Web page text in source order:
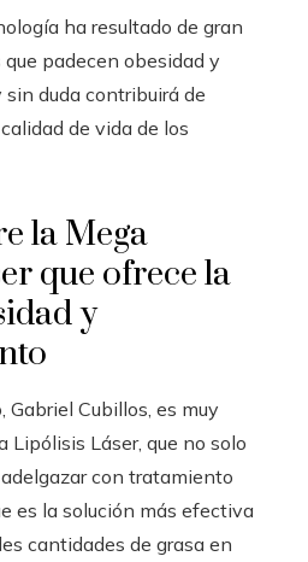
ha resultado de gran
padecen obesidad y
duda contribuirá de
de vida de los
la Mega
que ofrece la
y
Gabriel Cubillos, es muy
Lipólisis Láser, que no solo
con tratamiento
es la solución más efectiva
cantidades de grasa en